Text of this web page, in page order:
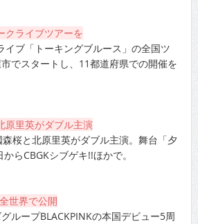
クライブツアーを
イブ「トーキングブルース」の全国ツ
でスタートし、11都道府県での開催を
原里英がダブル主演
桜と北原里英がダブル主演。舞台「夕
らCBGKシブゲキ!!ほかで。
世界で公開
ループBLACKPINKの本国デビュー5周